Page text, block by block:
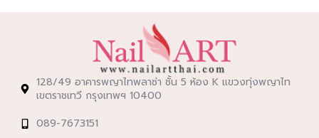
128/49 อาคารพญาไทพลาซ่า ชั้น 5 ห้อง K แขวงทุ่งพญาไท
เขตราชเทวี กรุงเทพฯ 10400
089-7673151